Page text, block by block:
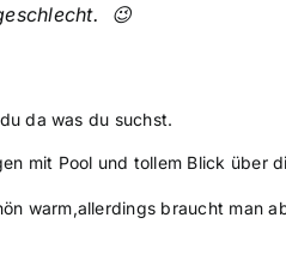
😉
da was du suchst.
mit Pool und tollem Blick über
warm,allerdings braucht man